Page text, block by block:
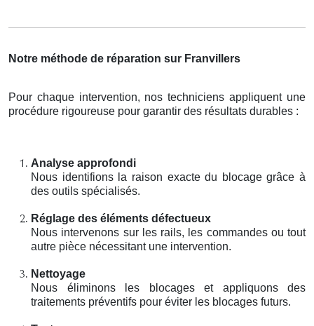
Notre méthode de réparation sur Franvillers
Pour chaque intervention, nos techniciens appliquent une
procédure rigoureuse pour garantir des résultats durables :
Analyse approfondi
Nous identifions la raison exacte du blocage grâce à
des outils spécialisés.
Réglage des éléments défectueux
Nous intervenons sur les rails, les commandes ou tout
autre pièce nécessitant une intervention.
Nettoyage
Nous éliminons les blocages et appliquons des
traitements préventifs pour éviter les blocages futurs.